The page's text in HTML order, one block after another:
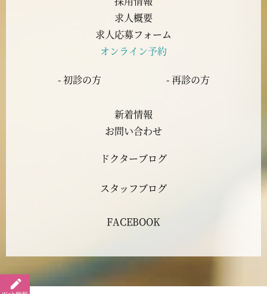
2023年7月
2023年4月
2023年3月
2023年2月
2023年1月
2022年12月
求人概要
求人応募フォーム
オンライン予約
- 初診の方 - 再診の方
新着情報
お問い合わせ
ドクターブログ
スタッフブログ
FACEBOOK